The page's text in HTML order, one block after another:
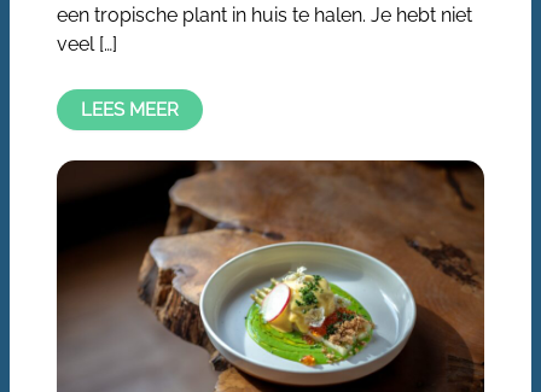
een tropische plant in huis te halen. Je hebt niet
veel […]
LEES MEER